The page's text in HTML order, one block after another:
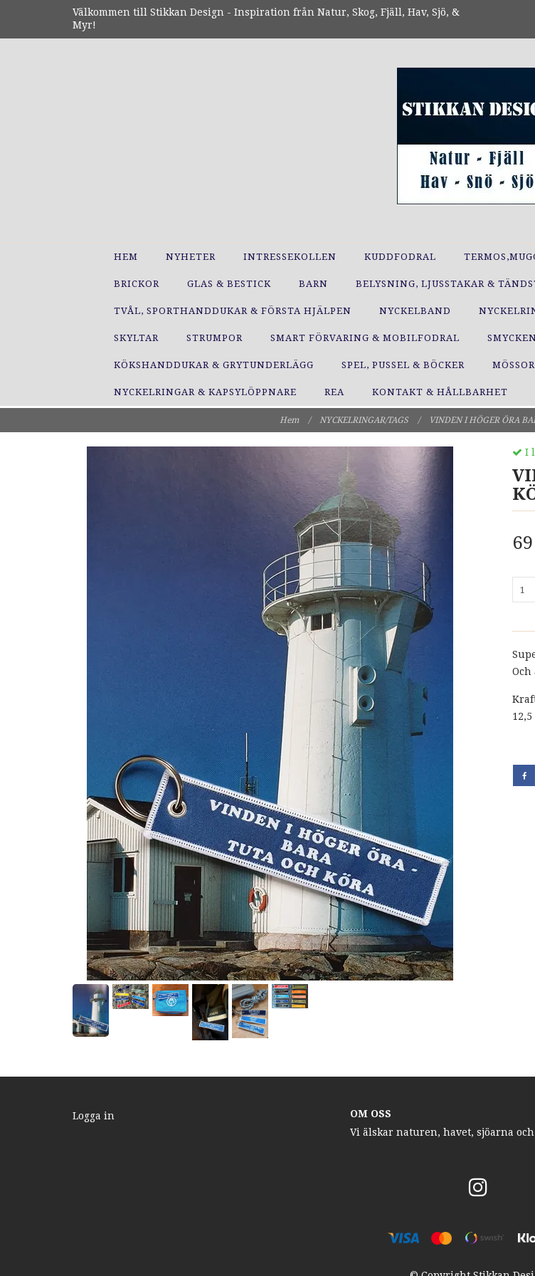
Välkommen till Stikkan Design - Inspiration från Natur, Skog, Fjäll, Hav, Sjö, &
Myr!
HEM NYHETER INTRESSEKOLLEN KUDDFODRAL
BRICKOR GLAS & BESTICK BARN BELYSNING, LJUSSTAKAR &
TVÅL, SPORTHANDDUKAR & FÖRSTA HJÄLPEN NYCKELBAND
SKYLTAR STRUMPOR SMART FÖRVARING & MOBILFODRAL
KÖKSHANDDUKAR & GRYTUNDERLÄGG SPEL, PUSSEL & BÖCKER
NYCKELRINGAR & KAPSYLÖPPNARE REA KONTAKT & HÅLLBARHET
Hem / NYCKELRINGAR/TAGS / VINDEN I HÖGER ÖRA
I
Logga in
OM OSS
Vi älskar naturen, havet, sjöarna